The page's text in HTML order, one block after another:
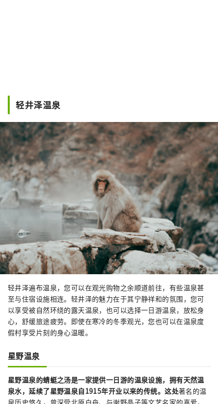
轻井泽温泉
轻井泽遍布温泉，您可以在观光购物之余顺道前往，有些温泉甚
至与住宿设施相连。轻井泽的魅力在于其宁静祥和的氛围，您可
以享受被自然环绕的露天温泉，也可以选择一日游温泉，放松身
心，舒缓旅途疲劳。即使在寒冷的冬季观光，您也可以在温泉度
假村享受片刻的身心温暖。
星野温泉
星野温泉的蜻蜓之汤是一家提供一日游的温泉设施，拥有天然温
泉水，延续了星野温泉自1915年开业以来的传统。这处著名的温
泉历史悠久，曾深受北原白舟、与谢野晶子等文艺名家的喜爱，